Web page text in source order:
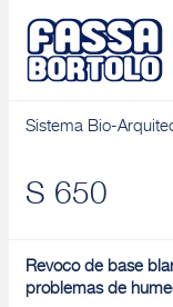
Sistema Bio-
S 650
Revoco de base
problemas de